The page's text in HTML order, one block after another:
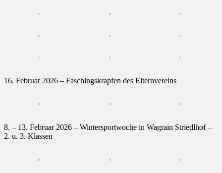
16. Februar 2026 – Faschingskrapfen des Elternvereins
8. – 13. Februar 2026 – Wintersportwoche in Wagrain Striedlhof –
2. u. 3. Klassen